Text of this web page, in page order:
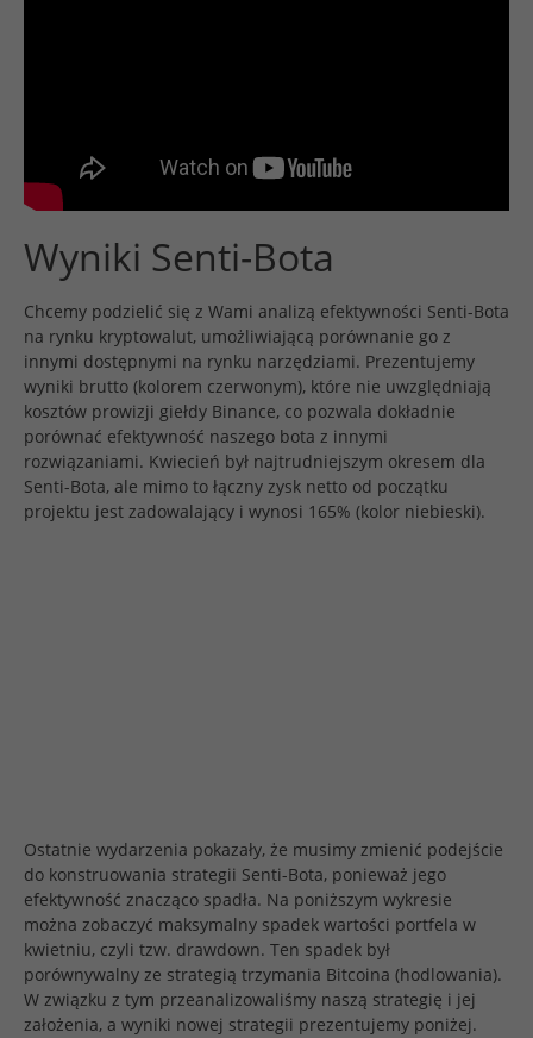
Wyniki Senti-Bota
Chcemy podzielić się z Wami analizą efektywności Senti-Bota
na rynku kryptowalut, umożliwiającą porównanie go z
innymi dostępnymi na rynku narzędziami. Prezentujemy
wyniki brutto (kolorem czerwonym), które nie uwzględniają
kosztów prowizji giełdy Binance, co pozwala dokładnie
porównać efektywność naszego bota z innymi
rozwiązaniami. Kwiecień był najtrudniejszym okresem dla
Senti-Bota, ale mimo to łączny zysk netto od początku
projektu jest zadowalający i wynosi 165% (kolor niebieski).
Ostatnie wydarzenia pokazały, że musimy zmienić podejście
do konstruowania strategii Senti-Bota, ponieważ jego
efektywność znacząco spadła. Na poniższym wykresie
można zobaczyć maksymalny spadek wartości portfela w
kwietniu, czyli tzw. drawdown. Ten spadek był
porównywalny ze strategią trzymania Bitcoina (hodlowania).
W związku z tym przeanalizowaliśmy naszą strategię i jej
założenia, a wyniki nowej strategii prezentujemy poniżej.